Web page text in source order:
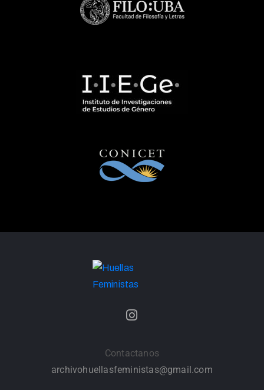
Contactanos
archivohuellasfeministas@gmail.com